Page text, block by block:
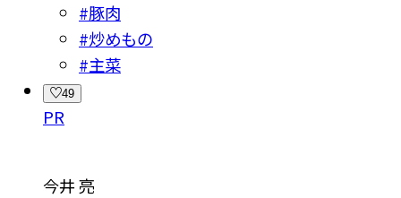
#豚肉
#炒めもの
#主菜
49
PR
今井 亮